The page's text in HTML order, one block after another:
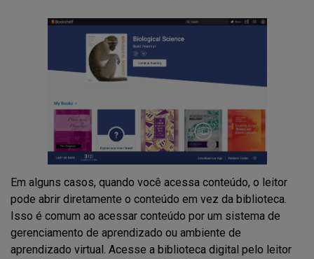
Em alguns casos, quando você acessa conteúdo, o leitor
pode abrir diretamente o conteúdo em vez da biblioteca.
Isso é comum ao acessar conteúdo por um sistema de
gerenciamento de aprendizado ou ambiente de
aprendizado virtual. Acesse a biblioteca digital pelo leitor